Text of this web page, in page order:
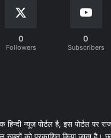
0
Followers
0
Subscribers
न्यूज़ पोर्टल है, इस पोर्टल पर